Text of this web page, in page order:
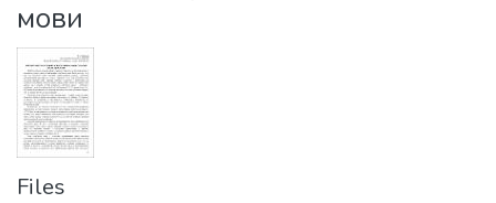
Statistics
мови
Files